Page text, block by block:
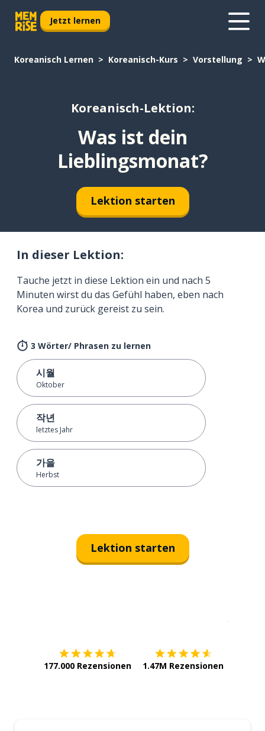
Jetzt lernen
Koreanisch Lernen Koreanisch-Kurs Vorstellung
Koreanisch-Lektion:
Was ist dein
Lieblingsmonat?
Lektion starten
In dieser Lektion:
Tauche jetzt in diese Lektion ein und nach 5
Minuten wirst du das Gefühl haben, eben nach
Korea und zurück gereist zu sein.
3 Wörter/ Phrasen zu lernen
시월
Oktober
작년
letztes Jahr
가을
Herbst
Lektion starten
177.000 Rezensionen 1.47M Rezensionen